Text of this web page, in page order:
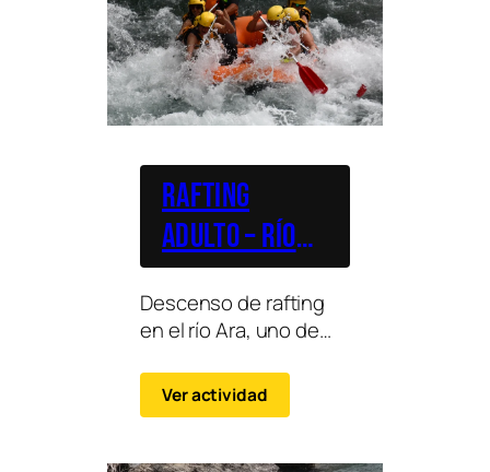
Rafting
Adulto – Río
Ara
Descenso de rafting
en el río Ara, uno de
España y más
emblemáticos del
Ver actividad